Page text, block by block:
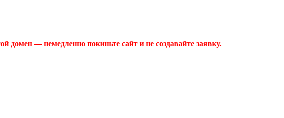
домен — немедленно покиньте сайт и не создавайте заявку.